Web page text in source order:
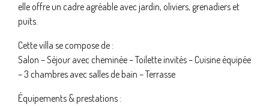
elle offre un cadre agréable avec jardin, oliviers, grenadiers et
puits.
Cette villa se compose de :
Salon – Séjour avec cheminée – Toilette invités – Cuisine équipée
– 3 chambres avec salles de bain – Terrasse
Équipements & prestations :